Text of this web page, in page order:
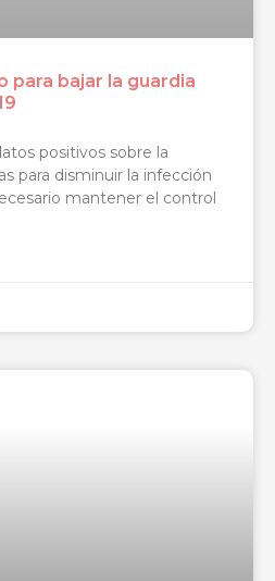
para bajar la guardia
positivos sobre la
para disminuir la infección
mantener el control